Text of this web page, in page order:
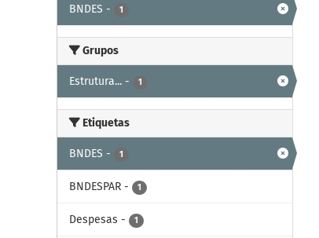
BNDES - 1
Grupos
Estrutura... - 1
Etiquetas
BNDES - 1
BNDESPAR - 1
Despesas - 1